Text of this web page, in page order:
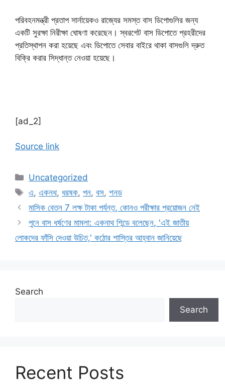
পরিবহনমন্ত্রী প্রতাপ সার্নায়েকও রাজ্যের সমস্ত বাস ডিপোগুলির জন্য
একটি সুরক্ষা নিরীক্ষা ঘোষণা করেছেন। স্বরগেট বাস ডিপোতে প্রহরীদের
প্রতিস্থাপন করা হয়েছে এবং ডিপোতে সেবার বাইরে থাকা বাসগুলি দ্রুত
বিক্রি করার সিদ্ধান্ত নেওয়া হয়েছে।
[ad_2]
Source link
Categories
Uncategorized
Tags
এ,একনথ, ধরষক,পন,বস,শনড
মাসিক বেতন 7 লক্ষ টাকা পর্যন্ত, কোনও পরীক্ষার প্রয়োজন নেই
পুনে বাস ধর্ষণের মামলা: একনাথ শিন্ডে বলেছেন, 'এই জাতীয়
লোকদের ফাঁসি দেওয়া উচিত,' কঠোর শাস্তির আহ্বান জানিয়েছে
Search
Search
Recent Posts